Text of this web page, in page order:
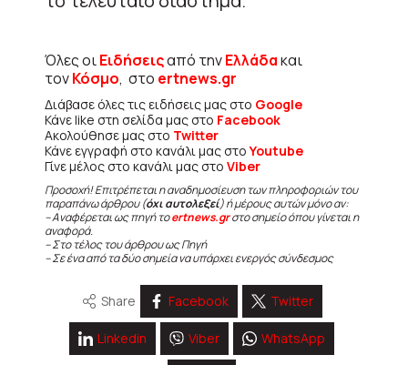
Όλες οιΕιδήσειςαπό τηνΕλλάδακαι
τονΚόσμο, στο ertnews.gr
Διάβασε όλες τις ειδήσεις μας στο Google
Κάνε like στη σελίδα μας στο Facebook
Ακολούθησε μας στο Twitter
Κάνε εγγραφή στο κανάλι μας στοYoutube
Γίνε μέλος στο κανάλι μας στο Viber
Προσοχή! Επιτρέπεται η αναδημοσίευση των πληροφοριών του
παραπάνω άρθρου (όχι αυτολεξεί) ή μέρους αυτών μόνο αν:
– Αναφέρεται ως πηγή τοertnews.grστο σημείο όπου γίνεται η
αναφορά.
– Στο τέλος του άρθρου ως Πηγή
– Σε ένα από τα δύο σημεία να υπάρχει ενεργός σύνδεσμος
Share Facebook Twitter
Linkedin Viber WhatsApp